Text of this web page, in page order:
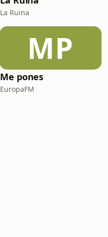
La Ruina
MP
Me pones
EuropaFM